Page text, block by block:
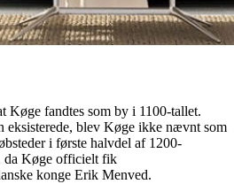
Køge fandtes som by i 1100-tallet.
eksisterede, blev Køge ikke nævnt som
i første halvdel af 1200-
da Køge officielt fik
konge Erik Menved.